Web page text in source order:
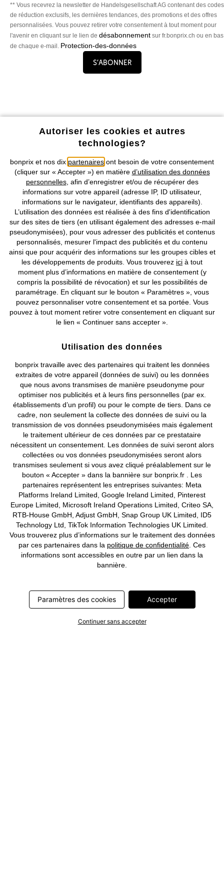
** Vous recevrez la newsletter de Handelsgesellschaft AG contenant des codes
de réduction exclusifs, les dernières tendances, des promotions et des offres
personnalisées. Vous pouvez retirer votre consentement à tout moment pour
l'avenir en cliquant sur le lien de désabonnement sur fr.bonprix.ch ou en bas
de chaque e-mail. Protection-des-données
S’abonner
Nos Moyens de Paiement
Nos Services
Nos Collections
Notre Entreprise
Retrouvez bonprix sur
Prix indiqués TVA comprise avec en sus frais de port & de service
CGV Données personnelles Paramètres des cookies
Mentions légales Résilier le contrat
© 2026 bonprix.Tous droits réservés.
Deutsch Français
Autoriser les cookies et autres
technologies?
bonprix et nos dix partenaires ont besoin de votre consentement
(cliquer sur « Accepter ») en matière d’utilisation des données
personnelles, afin d’enregistrer et/ou de récupérer des
informations sur votre appareil (adresse IP, ID utilisateur,
informations sur le navigateur, identifiants des appareils).
L’utilisation des données est réalisée à des fins d'identification
sur des sites de tiers (en utilisant également des adresses e-mail
pseudonymisées), pour vous adresser des publicités et contenus
personnalisés, mesurer l'impact des publicités et du contenu
ainsi que pour acquérir des informations sur les groupes cibles et
les développements de produits. Vous trouverez ici à tout
moment plus d’informations en matière de consentement (y
compris la possibilité de révocation) et sur les possibilités de
paramétrage. En cliquant sur le bouton « Paramètres », vous
pouvez personnaliser votre consentement et sa portée. Vous
pouvez à tout moment retirer votre consentement en cliquant sur
le lien « Continuer sans accepter ».
Utilisation des données
bonprix travaille avec des partenaires qui traitent les données
extraites de votre appareil (données de suivi) ou les données
que nous avons transmises de manière pseudonyme pour
optimiser nos publicités et à leurs fins personnelles (par ex.
établissements d’un profil) ou pour le compte de tiers. Dans ce
cadre, non seulement la collecte des données de suivi ou la
transmission de vos données pseudonymisées mais également
le traitement ultérieur de ces données par ce prestataire
nécessitent un consentement. Les données de suivi seront alors
collectées ou vos données pseudonymisées seront alors
transmises seulement si vous avez cliqué préalablement sur le
bouton « Accepter » dans la bannière sur bonprix.fr . Les
partenaires représentent les entreprises suivantes: Meta
Platforms Ireland Limited, Google Ireland Limited, Pinterest
Europe Limited, Microsoft Ireland Operations Limited, Criteo SA,
RTB-House GmbH, Adjust GmbH, Snap Group UK Limited, ID5
Technology Ltd, TikTok Information Technologies UK Limited.
Vous trouverez plus d’informations sur le traitement des données
par ces partenaires dans la politique de confidentialité . Ces
informations sont accessibles en outre par un lien dans la
bannière.
Paramètres des cookies Accepter
Continuer sans accepter